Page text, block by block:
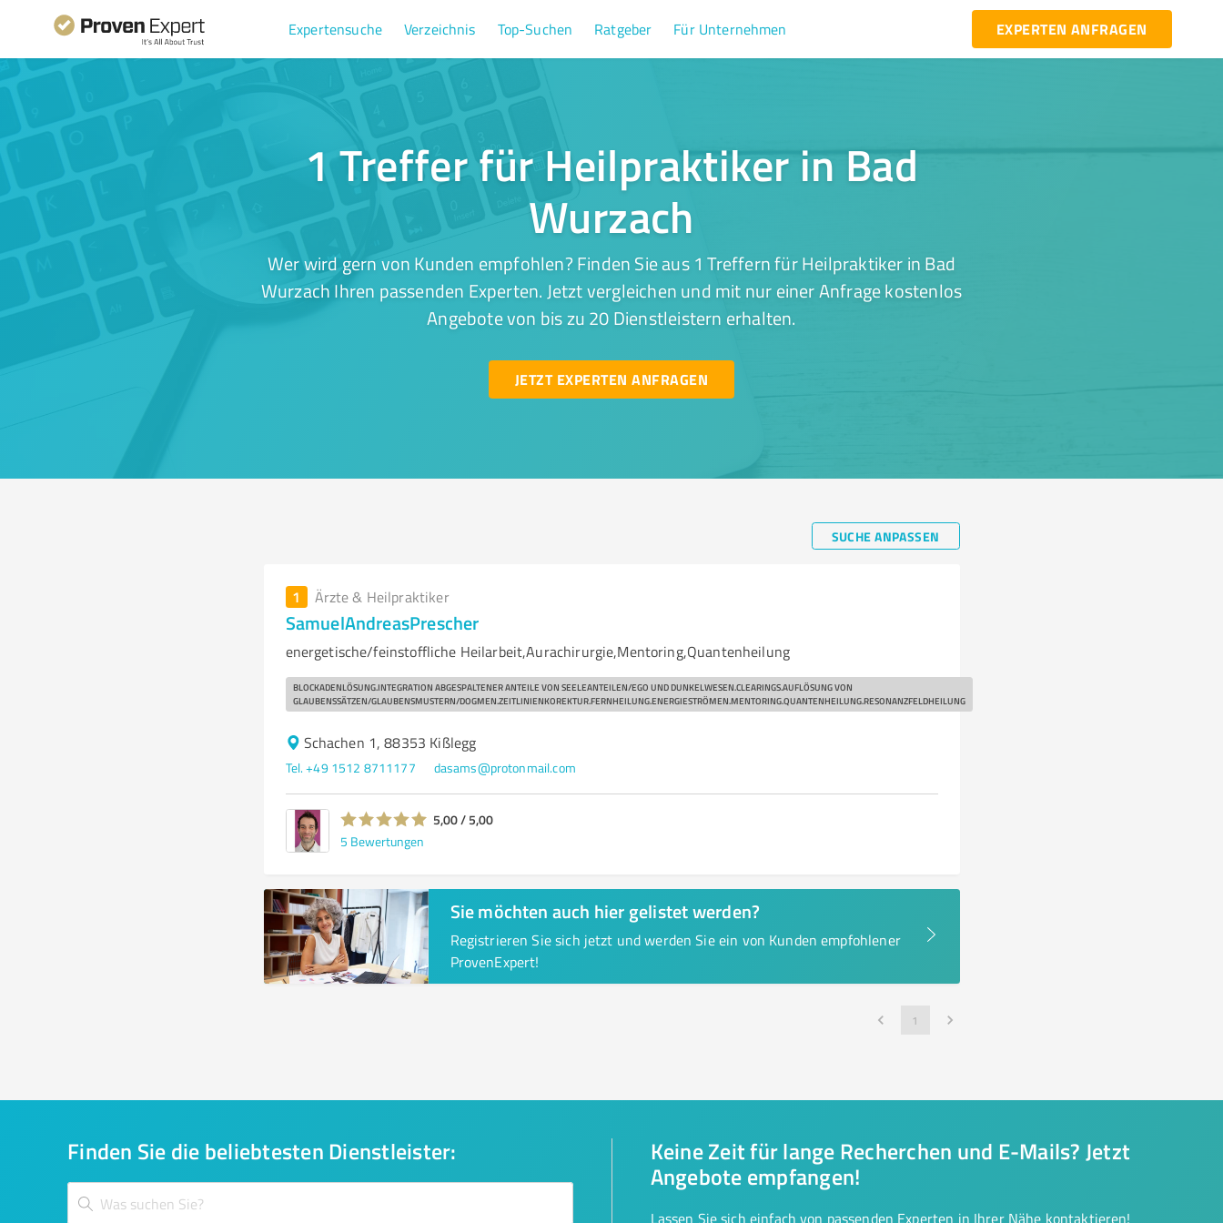
Expertensuche Verzeichnis Top-Suchen Ratgeber Für Unternehmen EXPERTEN ANFRAGEN
1 Treffer für Heilpraktiker in Bad
Wurzach
Wer wird gern von Kunden empfohlen? Finden Sie aus 1 Treffern für Heilpraktiker in Bad
Wurzach Ihren passenden Experten. Jetzt vergleichen und mit nur einer Anfrage kostenlos
Angebote von bis zu 20 Dienstleistern erhalten.
JETZT EXPERTEN ANFRAGEN
SUCHE ANPASSEN
1 Ärzte & Heilpraktiker
SamuelAndreasPrescher
energetische/feinstoffliche Heilarbeit,Aurachirurgie,Mentoring,Quantenheilung
BLOCKADENLÖSUNG.INTEGRATION ABGESPALTENER ANTEILE VON SEELEANTEILEN/EGO UND DUNKELWESEN.CLEARINGS.AUFLÖSUNG VON
GLAUBENSSÄTZEN/GLAUBENSMUSTERN/DOGMEN.ZEITLINIENKOREKTUR.FERNHEILUNG.ENERGIESTRÖMEN.MENTORING.QUANTENHEILUNG.RESONANZFELDHEILUNG
Schachen 1, 88353 Kißlegg
Tel. +49 1512 8711177 dasams@protonmail.com
5,00 / 5,00
5 Bewertungen
Sie möchten auch hier gelistet werden?
Registrieren Sie sich jetzt und werden Sie ein von Kunden empfohlener
ProvenExpert!
1
Finden Sie die beliebtesten Dienstleister:
Keine Zeit für lange Recherchen und E-Mails? Jetzt
Angebote empfangen!
Lassen Sie sich einfach von passenden Experten in Ihrer Nähe kontaktieren!